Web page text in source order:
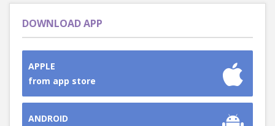
DOWNLOAD APP
APPLE
from app store
ANDROID